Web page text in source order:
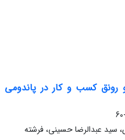
رونق کسب و کار در پاندومی
سید عبدالرضا حسینی، فرشته